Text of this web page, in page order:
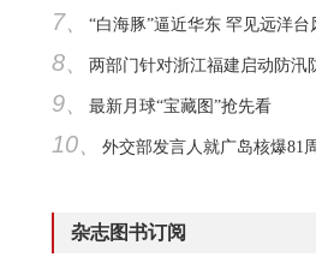
7、 “白海豚”逼近华东 罕见远洋台
8、 两部门针对浙江福建启动防汛
9、 最新月球“宝藏图”抢先看
10、 外交部发言人就广岛核爆81
杂志图书订阅